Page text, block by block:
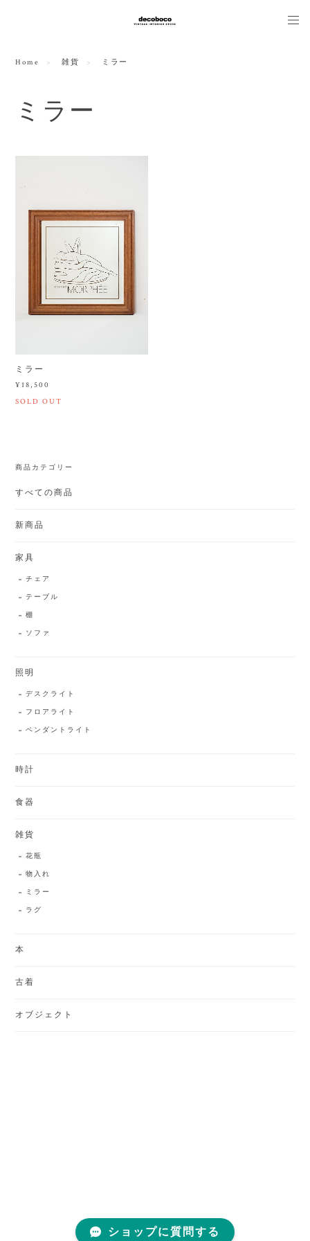
Home 雑貨 ミラー
ミラー
ミラー
¥18,500
SOLD OUT
商品カテゴリー
すべての商品
新商品
家具
チェア
テーブル
棚
ソファ
照明
デスクライト
フロアライト
ペンダントライト
時計
食器
雑貨
花瓶
物入れ
ミラー
ラグ
本
古着
オブジェクト
ショップに質問する